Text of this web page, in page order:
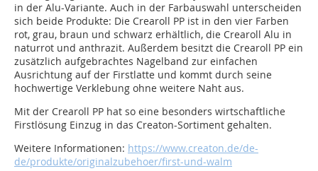
in der Alu-Variante. Auch in der Farbauswahl unterscheiden
sich beide Produkte: Die Crearoll PP ist in den vier Farben
rot, grau, braun und schwarz erhältlich, die Crearoll Alu in
naturrot und anthrazit. Außerdem besitzt die Crearoll PP ein
zusätzlich aufgebrachtes Nagelband zur einfachen
Ausrichtung auf der Firstlatte und kommt durch seine
hochwertige Verklebung ohne weitere Naht aus.
Mit der Crearoll PP hat so eine besonders wirtschaftliche
Firstlösung Einzug in das Creaton-Sortiment gehalten.
Weitere Informationen: https://www.creaton.de/de-
de/produkte/originalzubehoer/first-und-walm